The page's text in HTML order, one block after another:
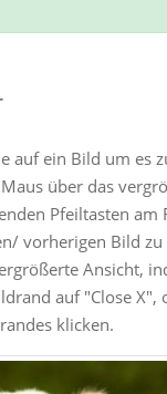
auf ein Bild um es
über das
Pfeiltasten am
vorherigen Bild zu
Ansicht,
auf "Close X",
klicken.